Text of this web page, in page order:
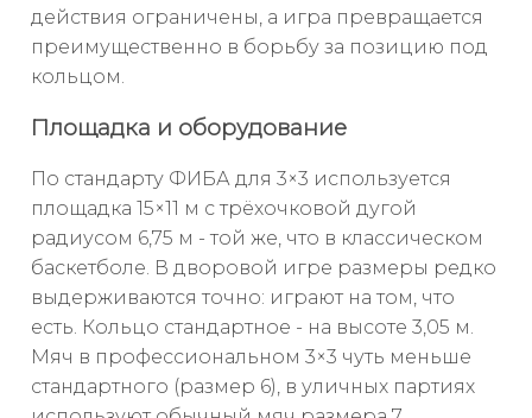
действия ограничены, а игра превращается
преимущественно в борьбу за позицию под
кольцом.
Площадка и оборудование
По стандарту ФИБА для 3×3 используется
площадка 15×11 м с трёхочковой дугой
радиусом 6,75 м - той же, что в классическом
баскетболе. В дворовой игре размеры редко
выдерживаются точно: играют на том, что
есть. Кольцо стандартное - на высоте 3,05 м.
Мяч в профессиональном 3×3 чуть меньше
стандартного (размер 6), в уличных партиях